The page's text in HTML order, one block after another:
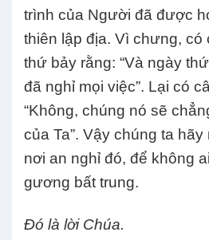
trình của Người đã được
thiên lập địa. Vì chưng, có
thứ bảy rằng: “Và ngày
đã nghỉ mọi việc”. Lại có
“Không, chúng nó sẽ
của Ta”. Vậy chúng ta
nơi an nghỉ đó, để không
gương bất trung.
Đó là lời Chúa.